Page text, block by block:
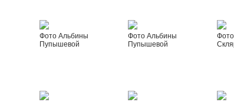
Фото Альбины
Пупышевой
Фото Альбины
Пупышевой